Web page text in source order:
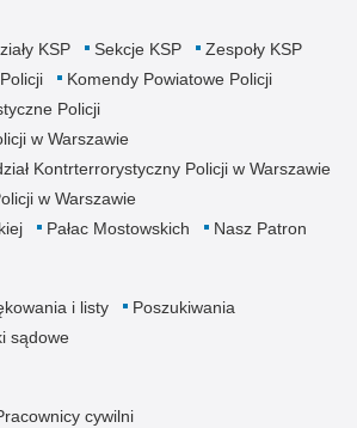
KSP Sekcje KSP
Zespoły KSP
Komendy Powiatowe Policji
Policji
w Warszawie
Kontrterrorystyczny Policji w Warszawie
w Warszawie
Pałac Mostowskich Nasz Patron
i listy
Poszukiwania
sądowe
cywilni